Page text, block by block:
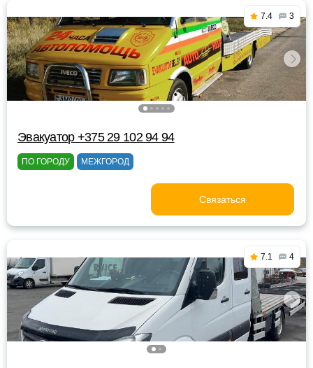
7.4 3
Эвакуатор +375 29 102 94 94
ПО ГОРОДУ МЕЖГОРОД
Связаться
7.1 4